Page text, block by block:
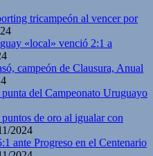
tricampeón al vencer por
«local» venció 2:1 a
campeón de Clausura, Anual
del Campeonato Uruguayo
de oro al igualar con
2024
ante Progreso en el Centenario